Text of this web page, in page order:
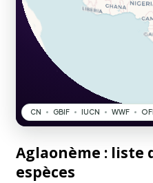
Aglaonème : liste
espèces